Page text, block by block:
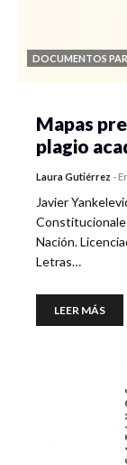
DOCUMENTOS
Mapas
plagio
Laura Gutiérrez -
Javier
Nación.
Letras…
LEER MÁS